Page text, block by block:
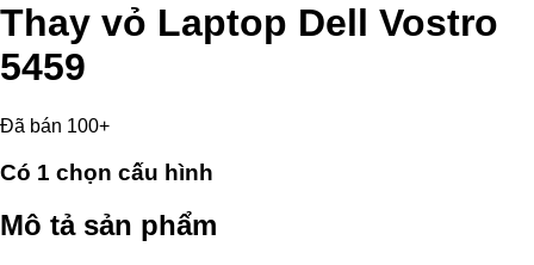
Thay vỏ Laptop Dell Vostro
5459
Đã bán 100+
Có 1 chọn cấu hình
Mô tả sản phẩm